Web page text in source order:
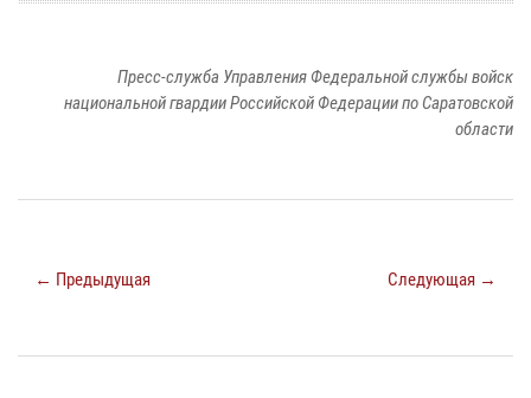
Пресс-служба Управления Федеральной службы войск
национальной гвардии Российской Федерации по Саратовской
области
← Предыдущая Следующая →